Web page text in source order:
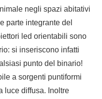
negli spazi abitativi
parte integrante del
led orientabili sono
si inseriscono infatti
punto del binario!
a sorgenti puntiformi
luce diffusa. Inoltre